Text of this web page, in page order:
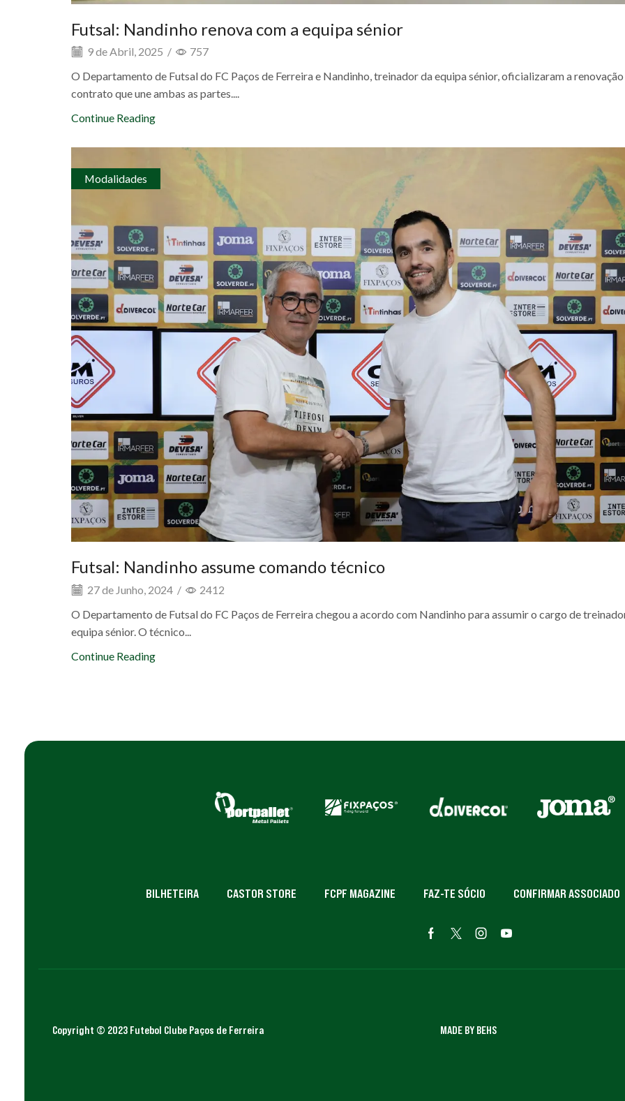
Futsal: Nandinho renova com a equipa sénior
9 de Abril, 2025 /
757
O Departamento de Futsal do FC Paços de Ferreira e Nandinho, treinador da equipa sénior, oficializaram a
contrato que une ambas as partes....
Continue Reading
Modalidades
Futsal: Nandinho assume comando técnico
27 de Junho, 2024 /
2412
O Departamento de Futsal do FC Paços de Ferreira chegou a acordo com Nandinho para assumir o cargo de
equipa sénior. O técnico...
Continue Reading
BILHETEIRA CASTOR STORE FCPF MAGAZINE FAZ-TE SÓCIO CONFIRMAR ASSOCIADO
Copyright © 2023 Futebol Clube Paços de Ferreira MADE BY BEHS